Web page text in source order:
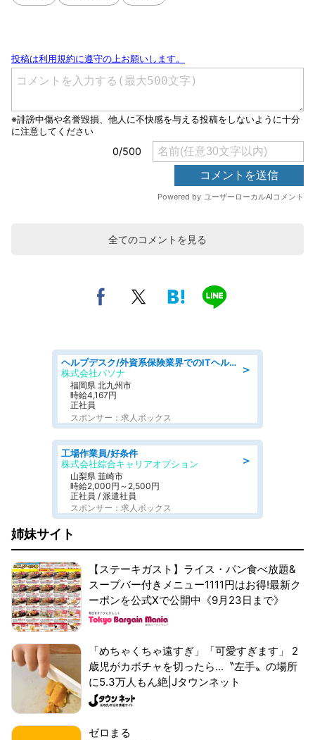
全てのコメントを見る
＞
ヘルプデスク/外資系保険業界でのITヘルプデスク業務/駅近/即日勤務可/ヘルプデスク
株式会社パソナ
福岡県 北九州市
時給4,167円
正社員
スポンサー：求人ボックス
＞
工場作業員/好条件
株式会社綜合キャリアオプション
山梨県 韮崎市
時給2,000円～2,500円
正社員 / 派遣社員
スポンサー：求人ボックス
姉妹サイト
【ステーキガスト】ライス・パン食べ放題&
スープバー付きメニュー1111円はお得!最新ク
ーポンを公式Xで公開中《9月23日まで》
「めちゃくちゃ遠すぎ」「可愛すぎます」 2
歳児がカボチャを切ったら...〝左手〟の場所
に5.3万人もん絶|Jタウンネット
ゼロまる